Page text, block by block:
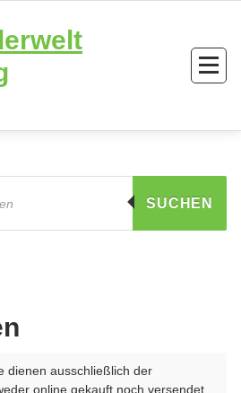
SUCHEN
dienen ausschließlich der
online gekauft noch versendet